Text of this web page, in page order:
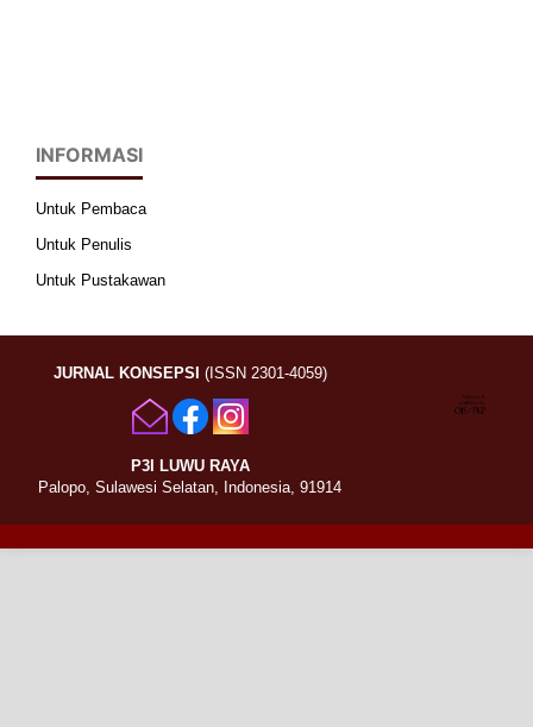
INFORMASI
Untuk Pembaca
Untuk Penulis
Untuk Pustakawan
JURNAL KONSEPSI (ISSN 2301-4059)
P3I LUWU RAYA
Palopo, Sulawesi Selatan, Indonesia, 91914